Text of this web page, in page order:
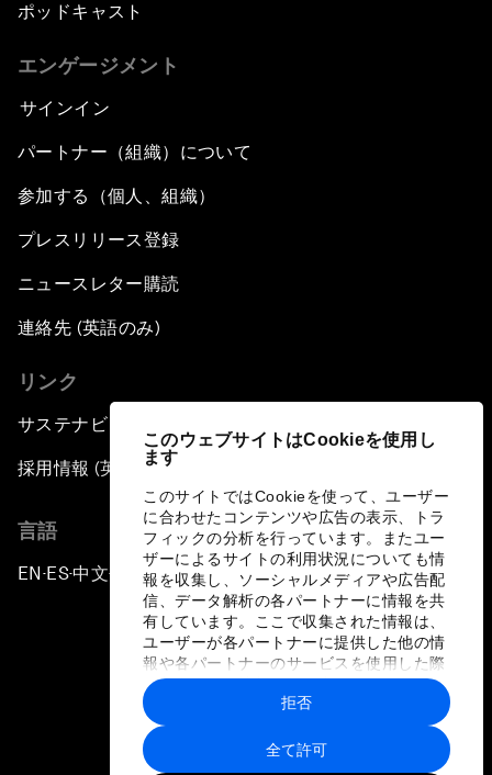
このウェブサイトはCookieを使用し
ます
このサイトではCookieを使って、ユーザー
に合わせたコンテンツや広告の表示、トラ
フィックの分析を行っています。またユー
ザーによるサイトの利用状況についても情
報を収集し、ソーシャルメディアや広告配
信、データ解析の各パートナーに情報を共
有しています。ここで収集された情報は、
ユーザーが各パートナーに提供した他の情
報や各パートナーのサービスを使用した際
に収集された情報と組み合わされ、各パー
トナーによって使用されることがありま
す。
全て許可
拒否
ポッドキャスト
エンゲージメント
サインイン
パートナー（組織）について
参加する（個人、組織）
プレスリリース登録
ニュースレター購読
連絡先 (英語のみ)
リンク
サステナビリティへの取り組み
採用情報 (英語のみ)
言語
EN ▪ ES▪中文▪ 日本語
プライバシーポリシーと利用規約
サイトマップ